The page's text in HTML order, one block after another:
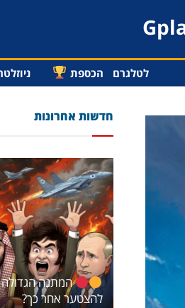
לטלגרם הכספת
חדשות אחרונות
המתנה
להצטער אחר כך?